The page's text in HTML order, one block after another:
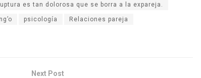
es tan dolorosa que se borra a la expareja.
psicología Relaciones pareja
Next Post